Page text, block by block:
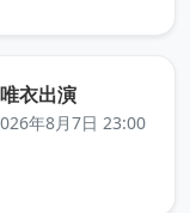
衣出演（元記事を
年8月7日 23:00